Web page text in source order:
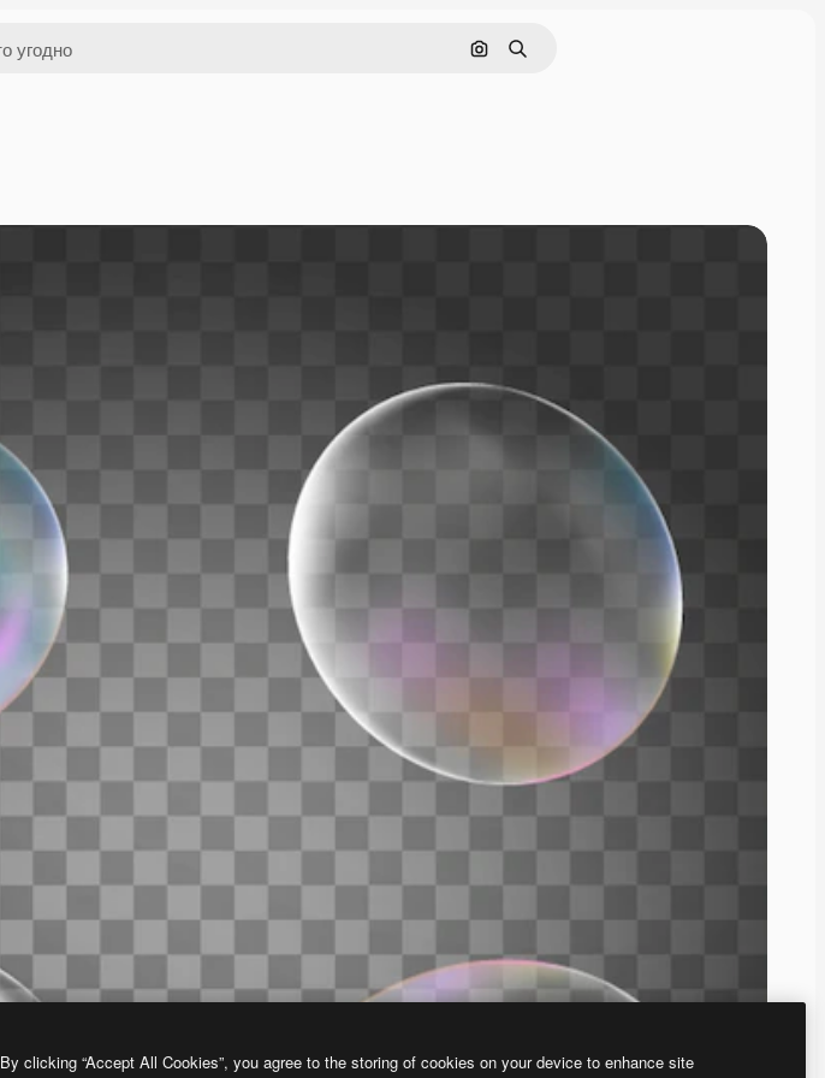
Поиск по изображению
Поиск
By clicking “Accept All Cookies”, you agree to the storing of cookies on your device to enhance site